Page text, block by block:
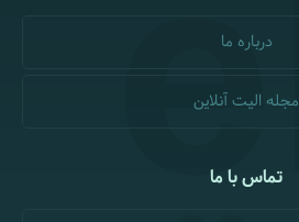
درباره ما
مجله الیت آنلاین
تماس با ما